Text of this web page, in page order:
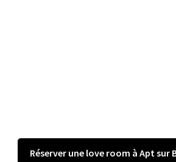
Réserver une love room à Apt sur